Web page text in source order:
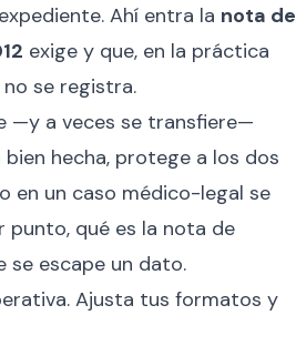
Ahí entra la nota de
exige y que, en la práctica
se registra.
—y a veces se transfiere—
hecha, protege a los dos
en un caso médico-legal se
punto, qué es la nota de
se escape un dato.
Ajusta tus formatos y